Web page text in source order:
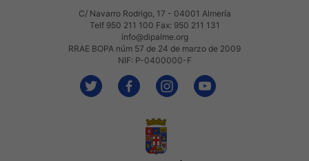
C/ Navarro Rodrigo, 17 - 04001 Almería
Telf 950 211 100 Fax: 950 211 131
info@dipalme.org
RRAE BOPA núm 57 de 24 de marzo de 2009
NIF: P-0400000-F